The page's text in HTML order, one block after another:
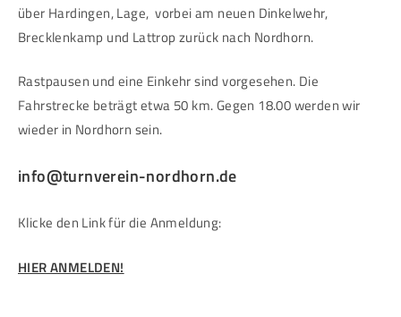
über Hardingen, Lage, vorbei am neuen Dinkelwehr,
Brecklenkamp und Lattrop zurück nach Nordhorn.
Rastpausen und eine Einkehr sind vorgesehen. Die
Fahrstrecke beträgt etwa 50 km. Gegen 18.00 werden wir
wieder in Nordhorn sein.
info@turnverein-nordhorn.de
Klicke den Link für die Anmeldung:
HIER ANMELDEN!